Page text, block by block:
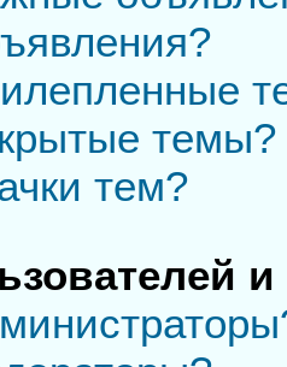
темы?
тем?